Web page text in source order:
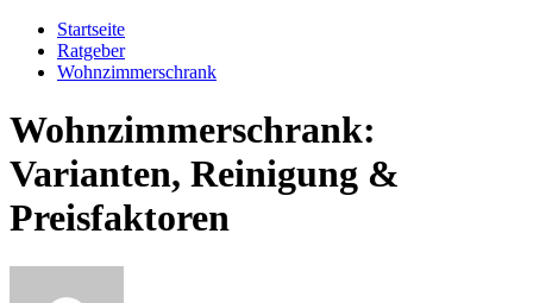
Startseite
Ratgeber
Wohnzimmerschrank
Wohnzimmerschrank:
Varianten, Reinigung &
Preisfaktoren